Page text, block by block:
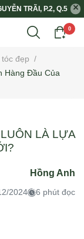
TRÃI, P.2, Q.5
0
đẹp /
Hàng Đầu Của
LÀ LỰA
Hồng Anh
2024 6 phút đọc